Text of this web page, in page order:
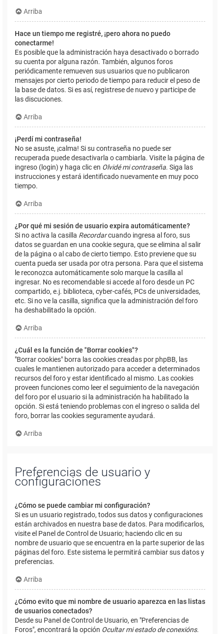
Arriba
Hace un tiempo me registré, ¡pero ahora no puedo
conectarme!
Es posible que la administración haya desactivado o borrado
su cuenta por alguna razón. También, algunos foros
periódicamente remueven sus usuarios que no publicaron
mensajes por cierto periodo de tiempo para reducir el peso de
la base de datos. Si es así, registrese de nuevo y participe de
las discuciones.
Arriba
¡Perdí mi contraseña!
No se asuste, ¡calma! Si su contraseña no puede ser
recuperada puede desactivarla o cambiarla. Visite la página de
ingreso (login) y haga clic en Olvidé mi contraseña. Siga las
instrucciones y estará identificado nuevamente en muy poco
tiempo.
Arriba
¿Por qué mi sesión de usuario expira automáticamente?
Si no activa la casilla Recordarcuando ingresa al foro, sus
datos se guardan en una cookie segura, que se elimina al salir
de la página o al cabo de cierto tiempo. Esto previene que su
cuenta pueda ser usada por otra persona. Para que el sistema
le reconozca automáticamente solo marque la casilla al
ingresar. No es recomendable si accede al foro desde un PC
compartido, e.j. biblioteca, cyber-cafés, PCs de universidades,
etc. Si no ve la casilla, significa que la administración del foro
ha deshabilitado la opción.
Arriba
¿Cuál es la función de "Borrar cookies"?
"Borrar cookies" borra las cookies creadas por phpBB, las
cuales le mantienen autorizado para acceder a determinados
recursos del foro y estar identificado al mismo. Las cookies
proveen funciones como leer el seguimiento de la navegación
del foro por el usuario si la administración ha habilitado la
opción. Si está teniendo problemas con el ingreso o salida del
foro, borrar las cookies seguramente ayudará.
Arriba
Preferencias de usuario y
configuraciones
¿Cómo se puede cambiar mi configuración?
Si es un usuario registrado, todos sus datos y configuraciones
están archivados en nuestra base de datos. Para modificarlos,
visite el Panel de Control de Usuario; haciendo clic en su
nombre de usuario que se encuentra en la parte superior de las
páginas del foro. Este sistema le permitirá cambiar sus datos y
preferencias.
Arriba
¿Cómo evito que mi nombre de usuario aparezca en las listas
de usuarios conectados?
Desde su Panel de Control de Usuario, en "Preferencias de
Foros", encontrará la opción Ocultar mi estado de conexións.